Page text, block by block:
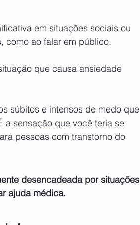
em situações sociais ou
como ao falar em público.
que causa ansiedade
súbitos e intensos de medo que
a sensação que você teria se
pessoas com transtorno do
desencadeada por situações
ajuda médica.